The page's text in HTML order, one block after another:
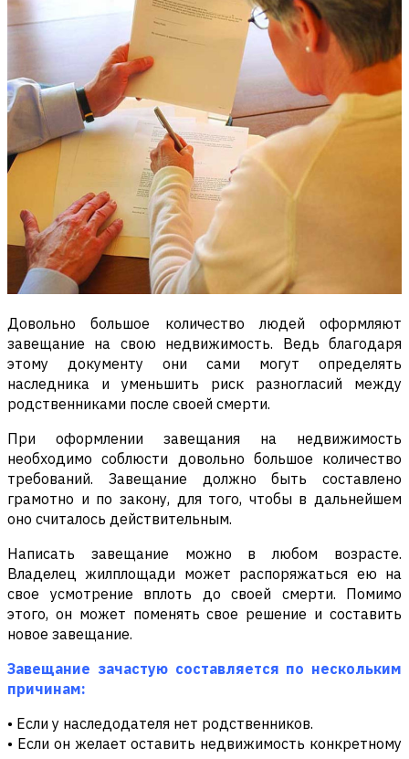
Довольно большое количество людей оформляют
завещание на свою недвижимость. Ведь благодаря
этому документу они сами могут определять
наследника и уменьшить риск разногласий между
родственниками после своей смерти.
При оформлении завещания на недвижимость
необходимо соблюсти довольно большое количество
требований. Завещание должно быть составлено
грамотно и по закону, для того, чтобы в дальнейшем
оно считалось действительным.
Написать завещание можно в любом возрасте.
Владелец жилплощади может распоряжаться ею на
свое усмотрение вплоть до своей смерти. Помимо
этого, он может поменять свое решение и составить
новое завещание.
Завещание зачастую составляется по нескольким
причинам:
• Если у наследодателя нет родственников.
• Если он желает оставить недвижимость конкретному